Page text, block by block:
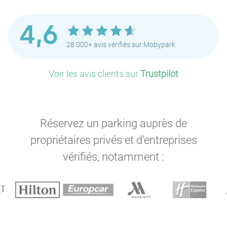
4,6 28 000+ avis vérifiés sur Mobypark
Voir les avis clients surTrustpilot
Réservez un parking auprès de
propriétaires privés et d'entreprises
vérifiés, notamment :
P
P
P